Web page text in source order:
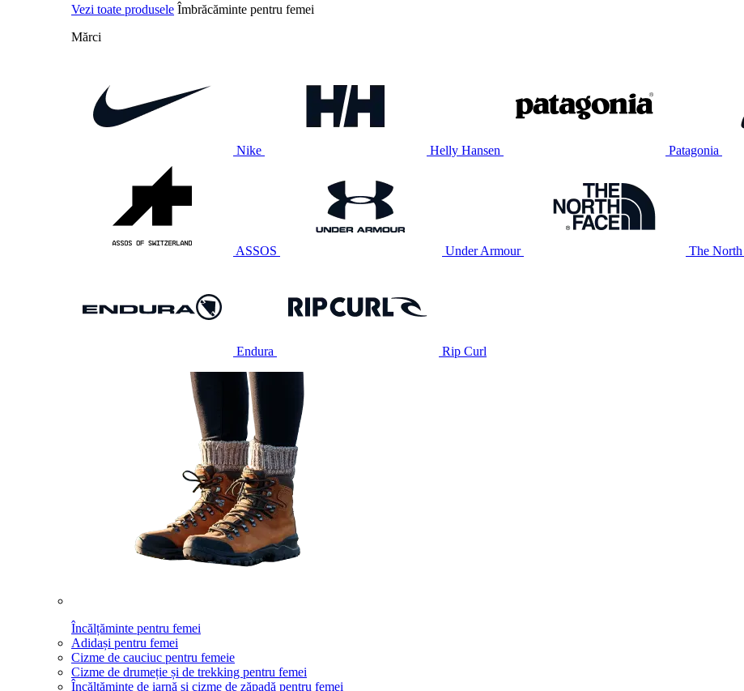
Vezi toate produsele Îmbrăcăminte pentru femei
Mărci
Nike Helly Hansen Patagonia
ASSOS Under Armour The North
Endura Rip Curl
Încălțăminte pentru femei
Adidași pentru femei
Cizme de cauciuc pentru femeie
Cizme de drumeție și de trekking pentru femei
Încălțăminte de iarnă și cizme de zăpadă pentru femei